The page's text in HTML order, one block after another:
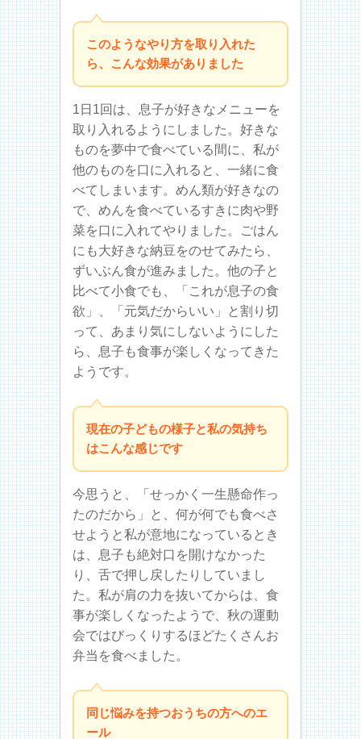
このようなやり方を取り入れた
ら、こんな効果がありました
1日1回は、息子が好きなメニューを
取り入れるようにしました。好きな
ものを夢中で食べている間に、私が
他のものを口に入れると、一緒に食
べてしまいます。めん類が好きなの
で、めんを食べているすきに肉や野
菜を口に入れてやりました。ごはん
にも大好きな納豆をのせてみたら、
ずいぶん食が進みました。他の子と
比べて小食でも、「これが息子の食
欲」、「元気だからいい」と割り切
って、あまり気にしないようにした
ら、息子も食事が楽しくなってきた
ようです。
現在の子どもの様子と私の気持ち
はこんな感じです
今思うと、「せっかく一生懸命作っ
たのだから」と、何が何でも食べさ
せようと私が意地になっているとき
は、息子も絶対口を開けなかった
り、舌で押し戻したりしていまし
た。私が肩の力を抜いてからは、食
事が楽しくなったようで、秋の運動
会ではびっくりするほどたくさんお
弁当を食べました。
同じ悩みを持つおうちの方へのエ
ール